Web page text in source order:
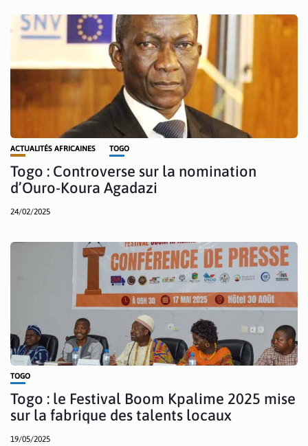
ACTUALITÉS AFRICAINES TOGO
Togo : Controverse sur la nomination
d’Ouro-Koura Agadazi
24/02/2025
TOGO
Togo : le Festival Boom Kpalime 2025 mise
sur la fabrique des talents locaux
19/05/2025